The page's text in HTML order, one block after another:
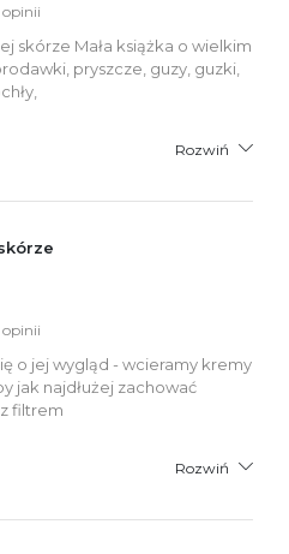
opinii
skórze Mała książka o wielkim
pryszcze, guzy, guzki,
Rozwiń
opinii
o jej wygląd - wcieramy kremy
jak najdłużej zachować
filtrem
Rozwiń